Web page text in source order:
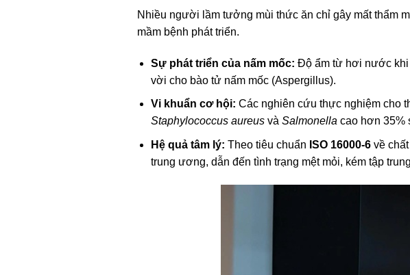
Nhiều người lầm tưởng mùi thức ăn chỉ gây mất thẩm
mầm bệnh phát triển.
Sự phát triển của nấm mốc: Độ ẩm từ hơi nước khi
vời cho bào tử nấm mốc (Aspergillus).
Vi khuẩn cơ hội: Các nghiên cứu thực nghiệm cho
Staphylococcus aureus vàSalmonella cao hơn 35%
Hệ quả tâm lý: Theo tiêu chuẩn ISO 16000-6 về
trung ương, dẫn đến tình trạng mệt mỏi, kém tập